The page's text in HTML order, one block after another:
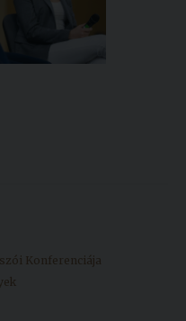
Konferenciája